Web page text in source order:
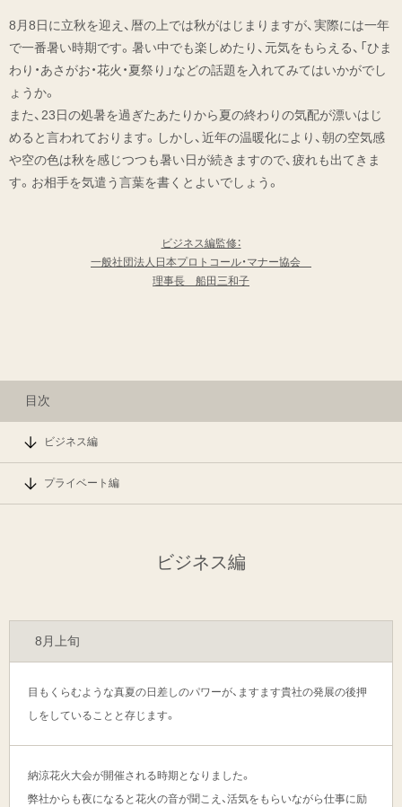
8月8日に立秋を迎え、暦の上では秋がはじまりますが、実際には一年
で一番暑い時期です。暑い中でも楽しめたり、元気をもらえる、「ひま
わり・あさがお・花火・夏祭り」などの話題を入れてみてはいかがでし
ょうか。
また、23日の処暑を過ぎたあたりから夏の終わりの気配が漂いはじ
めると言われております。しかし、近年の温暖化により、朝の空気感
や空の色は秋を感じつつも暑い日が続きますので、疲れも出てきま
す。お相手を気遣う言葉を書くとよいでしょう。
ビジネス編監修：
一般社団法人日本プロトコール・マナー協会
理事長 船田三和子
目次
ビジネス編
プライベート編
ビジネス編
8月上旬
目もくらむような真夏の日差しのパワーが、ますます貴社の発展の後押
しをしていることと存じます。
納涼花火大会が開催される時期となりました。
弊社からも夜になると花火の音が聞こえ、活気をもらいながら仕事に励